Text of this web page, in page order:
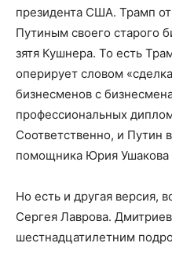
президента США. Трамп
Путиным своего старого
зятя Кушнера. То есть
оперирует словом
бизнесменов с
профессиональных
Соответственно, и Путин
помощника Юрия Ушакова
Но есть и другая версия,
Сергея Лаврова.
шестнадцатилетним